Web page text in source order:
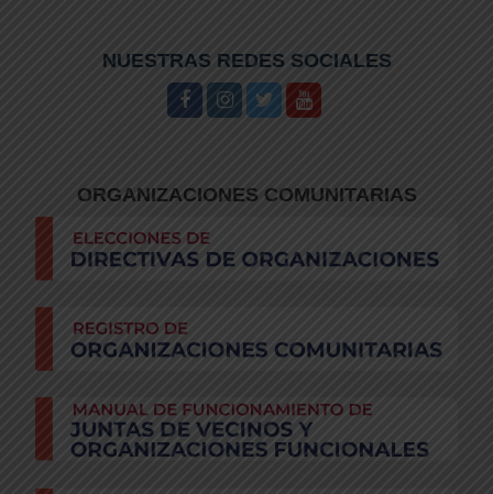
NUESTRAS REDES SOCIALES
ORGANIZACIONES COMUNITARIAS